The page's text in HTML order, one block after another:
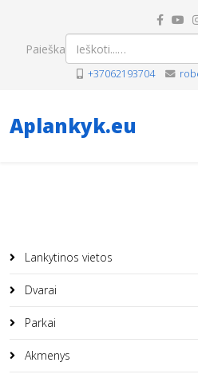
Paieška
+37062193704
Aplankyk.eu
Lankytinos vietos
Dvarai
Parkai
Akmenys